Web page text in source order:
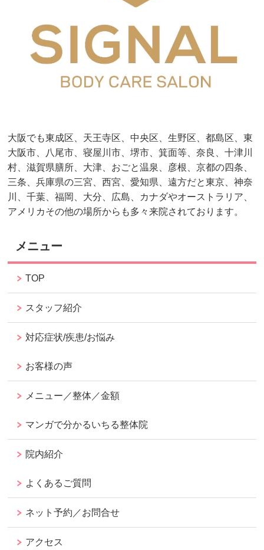
大阪でも東成区、天王寺区、中央区、生野区、都島区、東
大阪市、八尾市、寝屋川市、堺市、箕面等、奈良、十津川
村、滋賀県膳所、大津、おごと温泉、彦根、京都の四条、
三条、兵庫県の三宮、西宮、愛知県、遠方だと東京、神奈
川、千葉、福岡、大分、広島、カナダやオーストラリア、
アメリカその他の場所からも多々来院されております。
メニュー
TOP
スタッフ紹介
対応症状/疾患/お悩み
お客様の声
メニュー／整体／金額
マンガで分かるいちる整体院
院内紹介
よくあるご質問
ネット予約／お問合せ
アクセス